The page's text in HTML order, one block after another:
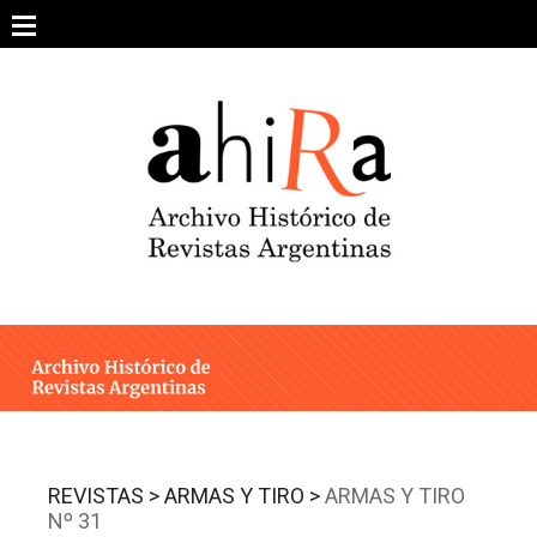
content
ARCHIVO DE REVISTAS
ESTUDIOS CRÍTICOS
INTEGRANTES
CONTACTO
REVISTAS >ARMAS Y TIRO >ARMAS Y TIRO
Nº 31